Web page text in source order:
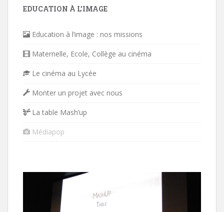
EDUCATION À L’IMAGE
Education à l’image : nos missions
Maternelle, Ecole, Collège au cinéma
Le cinéma au Lycée
Monter un projet avec nous
La table Mash’up
Médiapop